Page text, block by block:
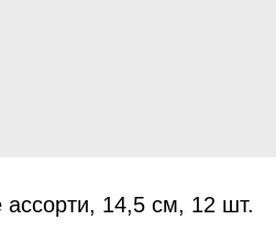
ассорти, 14,5 см, 12 шт.